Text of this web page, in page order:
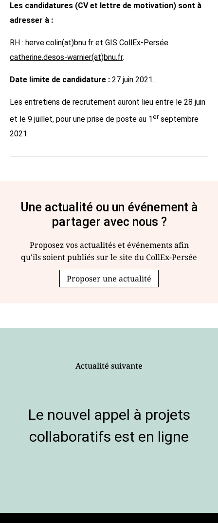
Les candidatures (CV et lettre de motivation) sont à
adresser à :
RH : herve.colin(at)bnu.fr et GIS CollEx-Persée :
catherine.desos-warnier(at)bnu.fr.
Date limite de candidature : 27 juin 2021.
Les entretiens de recrutement auront lieu entre le 28 juin
et le 9 juillet, pour une prise de poste au 1erseptembre
2021.
Une actualité ou un événement à
partager avec nous ?
Proposez vos actualités et événements afin
qu'ils soient publiés sur le site du CollEx-Persée
Proposer une actualité
Actualité suivante
Le nouvel appel à projets
collaboratifs est en ligne